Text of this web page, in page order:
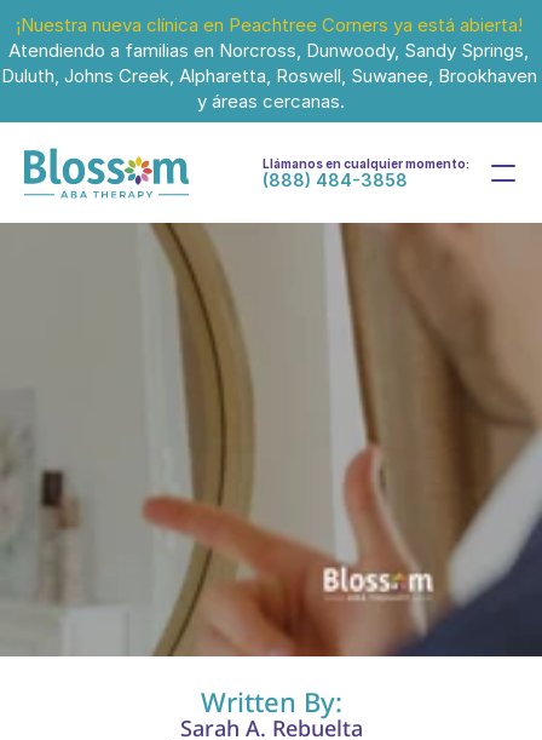
¡Nuestra nueva clínica en Peachtree Corners ya está abierta!
Atendiendo a familias en Norcross, Dunwoody, Sandy Springs,
Duluth, Johns Creek, Alpharetta, Roswell, Suwanee, Brookhaven
y áreas cercanas.
Llámanos en cualquier momento:
(888) 484-3858
Written By:
Sarah A. Rebuelta